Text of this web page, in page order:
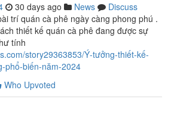
30 days ago News
Discuss
trí quán cà phê ngày càng phong phú .
thiết kế quán cà phê đang được sự
tính
story29363853/Ý-tưởng-thiết-kế-
phổ-biến-năm-2024
Who Upvoted